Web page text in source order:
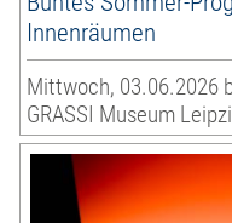
Innenräumen
Mittwoch, 03.06.2026
GRASSI Museum